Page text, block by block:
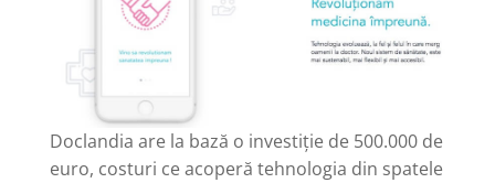
Doclandia are la bază o investiție de 500.000 de
euro, costuri ce acoperă tehnologia din spatele